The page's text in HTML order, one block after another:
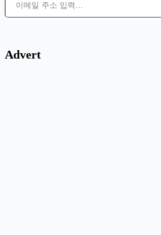
Advert